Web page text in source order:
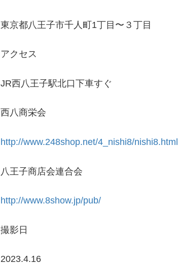
東京都八王子市千人町1丁目〜３丁目
アクセス
JR西八王子駅北口下車すぐ
西八商栄会
http://www.248shop.net/4_nishi8/nishi8.html
八王子商店会連合会
http://www.8show.jp/pub/
撮影日
2023.4.16